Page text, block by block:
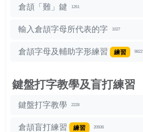
倉頡「難」鍵 1261
輸入倉頡字母所代表的字 1027
倉頡字母及輔助字形練習 練習 9822
鍵盤打字教學及盲打練習
鍵盤打字教學 2228
倉頡盲打練習 練習 20936